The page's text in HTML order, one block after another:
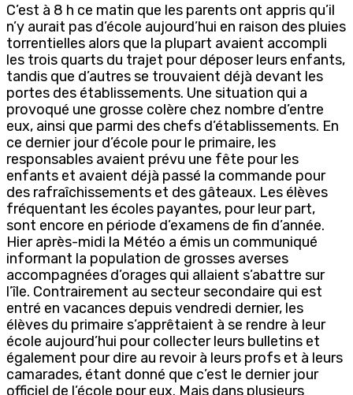
C’est à 8 h ce matin que les parents ont appris qu’il
n’y aurait pas d’école aujourd’hui en raison des pluies
torrentielles alors que la plupart avaient accompli
les trois quarts du trajet pour déposer leurs enfants,
tandis que d’autres se trouvaient déjà devant les
portes des établissements. Une situation qui a
provoqué une grosse colère chez nombre d’entre
eux, ainsi que parmi des chefs d’établissements. En
ce dernier jour d’école pour le primaire, les
responsables avaient prévu une fête pour les
enfants et avaient déjà passé la commande pour
des rafraîchissements et des gâteaux. Les élèves
fréquentant les écoles payantes, pour leur part,
sont encore en période d’examens de fin d’année.
Hier après-midi la Météo a émis un communiqué
informant la population de grosses averses
accompagnées d’orages qui allaient s’abattre sur
l’île. Contrairement au secteur secondaire qui est
entré en vacances depuis vendredi dernier, les
élèves du primaire s’apprêtaient à se rendre à leur
école aujourd’hui pour collecter leurs bulletins et
également pour dire au revoir à leurs profs et à leurs
camarades, étant donné que c’est le dernier jour
officiel de l’école pour eux. Mais dans plusieurs